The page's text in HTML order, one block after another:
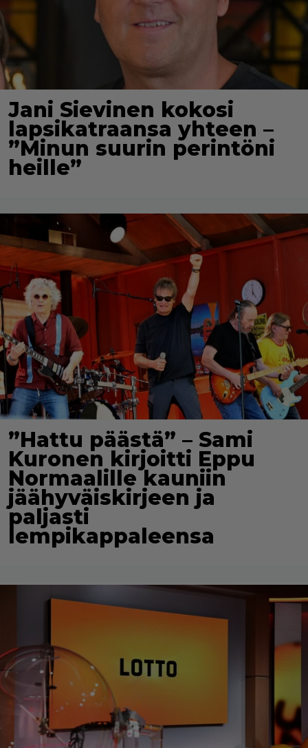
Jani Sievinen kokosi
lapsikatraansa yhteen –
”Minun suurin perintöni
heille”
”Hattu päästä” – Sami
Kuronen kirjoitti Eppu
Normaalille kauniin
jäähyväiskirjeen ja
paljasti
lempikappaleensa